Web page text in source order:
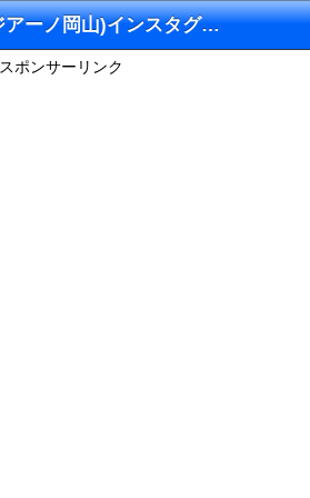
金山隼樹(ファジアーノ岡山)インスタグラム
スポンサーリンク